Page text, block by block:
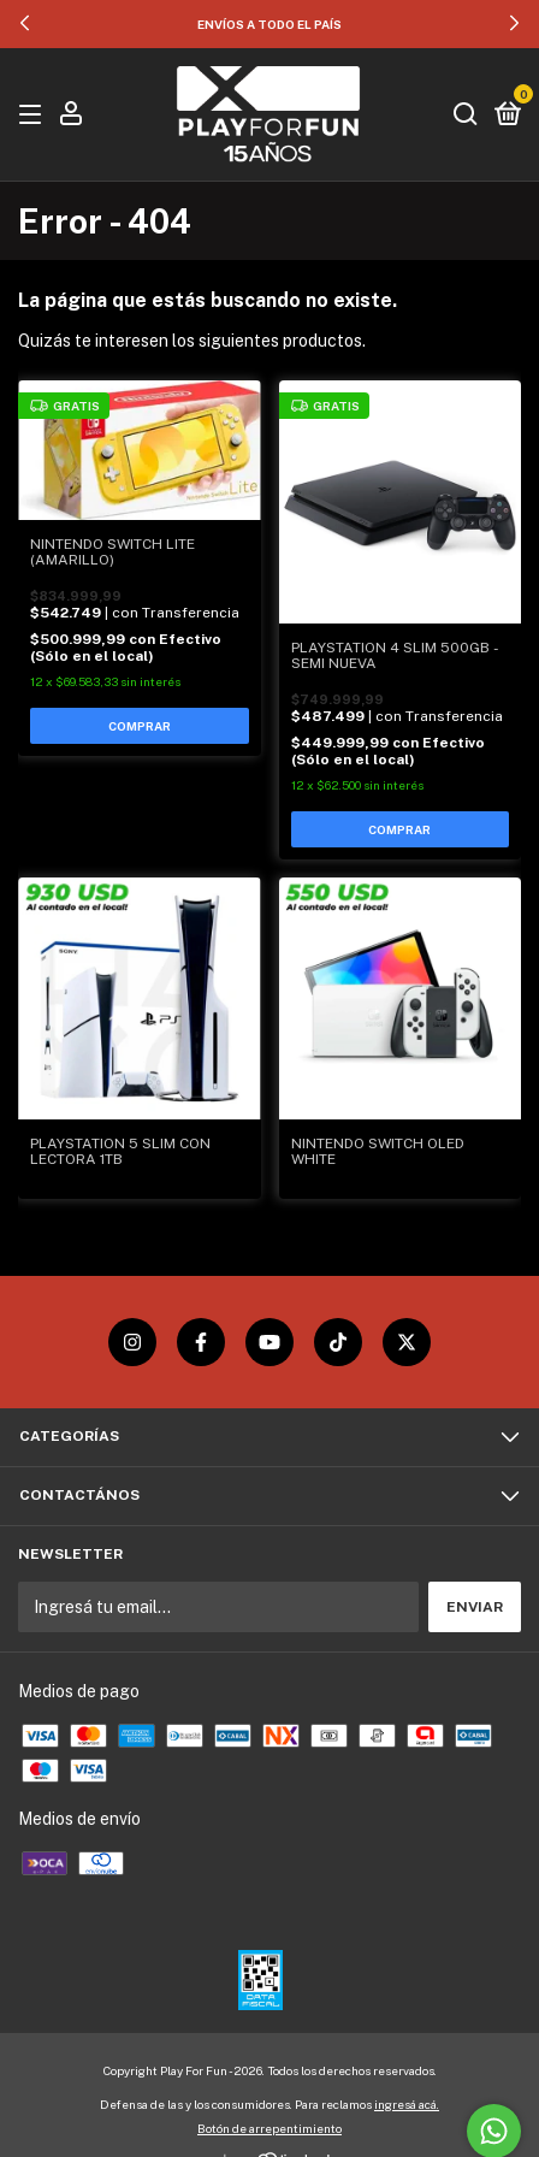
ENVÍOS A TODO EL PAÍS
0
Error - 404
La página que estás buscando no existe.
Quizás te interesen los siguientes productos.
GRATIS
NINTENDO SWITCH LITE
(AMARILLO)
$834.999,99
$542.749
| con Transferencia
$500.999,99 con Efectivo
(Sólo en el local)
12 x $69.583,33 sin interés
GRATIS
PLAYSTATION 4 SLIM 500GB -
SEMI NUEVA
$749.999,99
$487.499 | con Transferencia
$449.999,99 con Efectivo
(Sólo en el local)
12 x $62.500 sin interés
PLAYSTATION 5 SLIM CON
LECTORA 1TB
NINTENDO SWITCH OLED
WHITE
CATEGORÍAS
CONTACTÁNOS
NEWSLETTER
Medios de pago
Medios de envío
Copyright Play For Fun - 2026. Todos los derechos reservados.
Defensa de las y los consumidores. Para reclamos ingresá acá.
Botón de arrepentimiento